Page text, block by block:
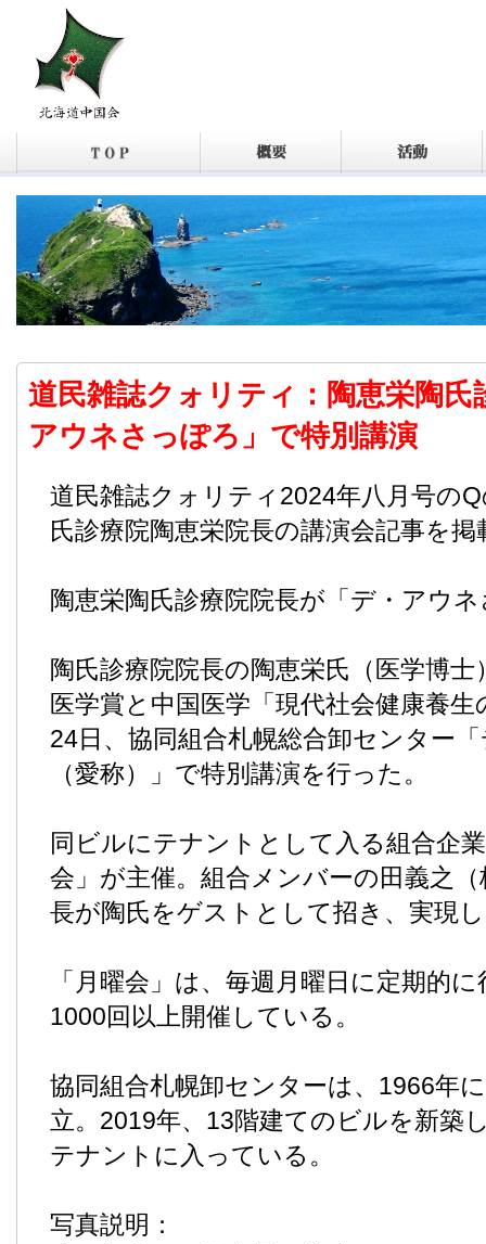
道民雑誌クォリティ：陶恵栄陶氏
アウネさっぽろ」で特別講演
道民雑誌クォリティ2024年八月号の
氏診療院陶恵栄院長の講演会記事を
陶恵栄陶氏診療院院長が「デ・アウ
陶氏診療院院長の陶恵栄氏（医学博
医学賞と中国医学「現代社会健康養
24日、協同組合札幌総合卸センター
（愛称）」で特別講演を行った。
同ビルにテナントとして入る組合企
会」が主催。組合メンバーの田義之
長が陶氏をゲストとして招き、実現
「月曜会」は、毎週月曜日に定期的
1000回以上開催している。
協同組合札幌卸センターは、1966年
立。2019年、13階建てのビルを新築
テナントに入っている。
写真説明：